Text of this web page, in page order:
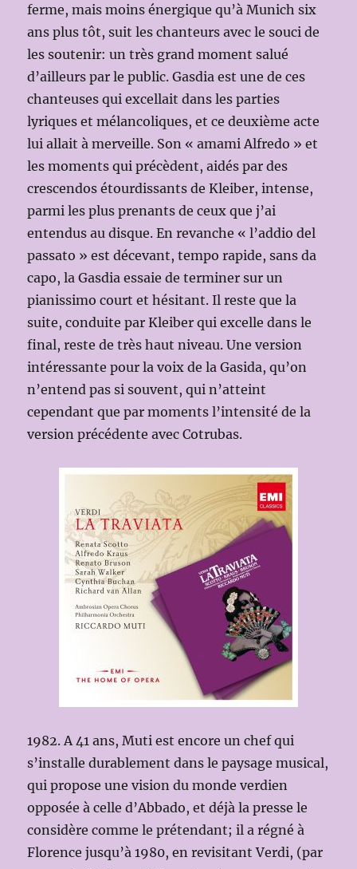
ferme, mais moins énergique qu’à Munich six
ans plus tôt, suit les chanteurs avec le souci de
les soutenir: un très grand moment salué
d’ailleurs par le public. Gasdia est une de ces
chanteuses qui excellait dans les parties
lyriques et mélancoliques, et ce deuxième acte
lui allait à merveille. Son « amami Alfredo » et
les moments qui précèdent, aidés par des
crescendos étourdissants de Kleiber, intense,
parmi les plus prenants de ceux que j’ai
entendus au disque. En revanche « l’addio del
passato » est décevant, tempo rapide, sans da
capo, la Gasdia essaie de terminer sur un
pianissimo court et hésitant. Il reste que la
suite, conduite par Kleiber qui excelle dans le
final, reste de très haut niveau. Une version
intéressante pour la voix de la Gasida, qu’on
n’entend pas si souvent, qui n’atteint
cependant que par moments l’intensité de la
version précédente avec Cotrubas.
1982. A 41 ans, Muti est encore un chef qui
s’installe durablement dans le paysage musical,
qui propose une vision du monde verdien
opposée à celle d’Abbado, et déjà la presse le
considère comme le prétendant; il a régné à
Florence jusqu’à 1980, en revisitant Verdi, (par